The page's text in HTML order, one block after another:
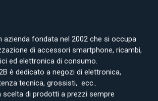
azienda fondata nel 2002 che si occupa
di accessori smartphone, ricambi,
ed elettronica di consumo.
è dedicato a negozi di elettronica,
tecnica, grossisti, ecc..
scelta di prodotti a prezzi sempre